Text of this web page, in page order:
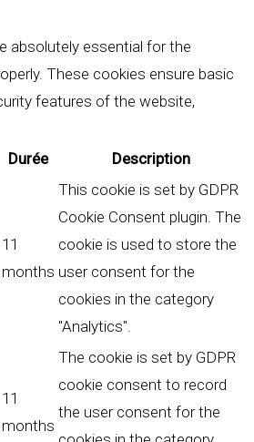
absolutely essential for the
These cookies ensure basic
features of the website,
Durée Description
11
months
This cookie is set by GDPR
Cookie Consent plugin. The
cookie is used to store the
user consent for the
cookies in the category
"Analytics".
11
months
The cookie is set by GDPR
cookie consent to record
the user consent for the